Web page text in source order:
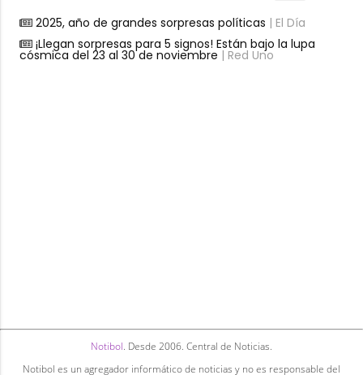
2025, año de grandes sorpresas políticas | El Día
¡Llegan sorpresas para 5 signos! Están bajo la lupa
cósmica del 23 al 30 de noviembre | Red Uno
Notibol. Desde 2006. Central de Noticias.
Notibol es un agregador informático de noticias y no es responsable del